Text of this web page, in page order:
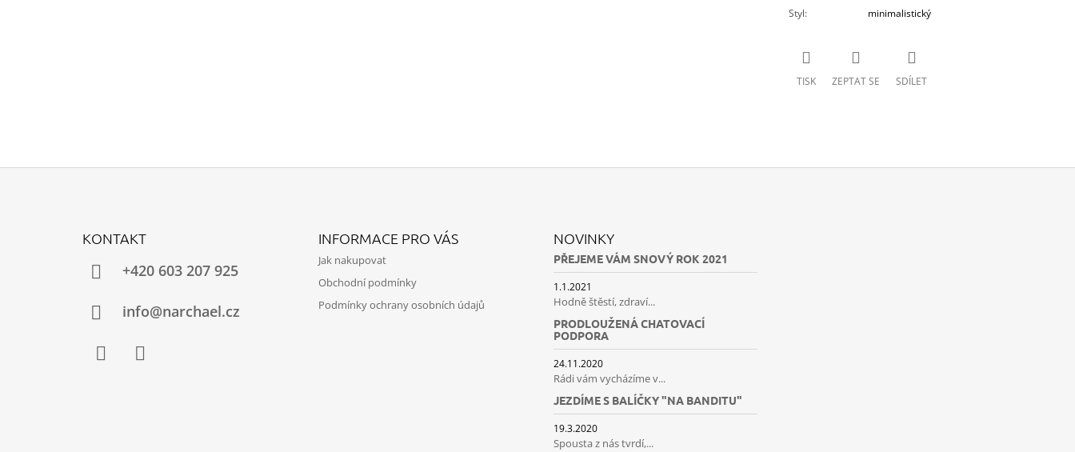
Styl: minimalistický
TISK ZEPTAT SE SDÍLET
KONTAKT
+420 603 207 925
info@narchael.cz
INFORMACE PRO VÁS
Jak nakupovat
Obchodní podmínky
Podmínky ochrany osobních údajů
NOVINKY
PŘEJEME VÁM SNOVÝ ROK 2021
1.1.2021
Hodně štěstí, zdraví...
PRODLOUŽENÁ CHATOVACÍ
PODPORA
24.11.2020
Rádi vám vycházíme v...
JEZDÍME S BALÍČKY "NA BANDITU"
19.3.2020
Spousta z nás tvrdí,...